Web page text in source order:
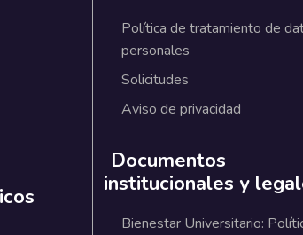
Política de tratamiento de
personales
Solicitudes
Aviso de privacidad
Documentos
institucionales y
Bienestar Universitario: